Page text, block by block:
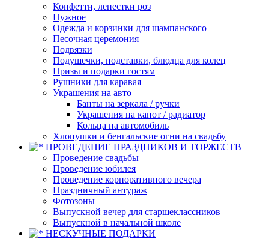
Конфетти, лепестки роз
Нужное
Одежда и корзинки для шампанского
Песочная церемония
Подвязки
Подушечки, подставки, блюдца для колец
Призы и подарки гостям
Рушники для каравая
Украшения на авто
Банты на зеркала / ручки
Украшения на капот / радиатор
Кольца на автомобиль
Хлопушки и бенгальские огни на свадьбу
ПРОВЕДЕНИЕ ПРАЗДНИКОВ И ТОРЖЕСТВ
Проведение свадьбы
Проведение юбилея
Проведение корпоративного вечера
Праздничный антураж
Фотозоны
Выпускной вечер для старшеклассников
Выпускной в начальной школе
НЕСКУЧНЫЕ ПОДАРКИ